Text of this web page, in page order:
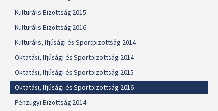
Kulturális Bizottság 2015
Kulturális Bizottság 2016
Kulturális, Ifjúsági és Sportbizottság 2014
Oktatási, Ifjúsági és Sportbizottság 2014
Oktatási, Ifjúsági és Sportbizottság 2015
Oktatási, Ifjúsági és Sportbizottság 2016
Pénzügyi Bizottság 2014